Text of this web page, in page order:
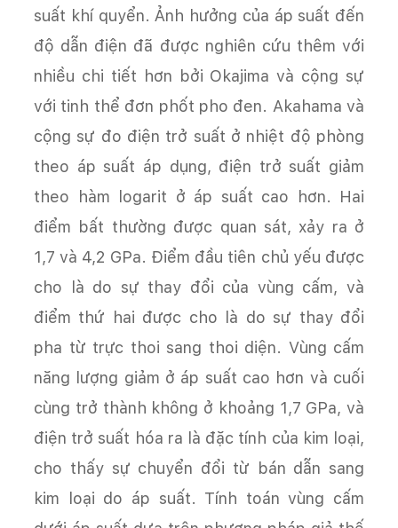
suất khí quyển. Ảnh hưởng của áp suất đến
độ dẫn điện đã được nghiên cứu thêm với
nhiều chi tiết hơn bởi Okajima và cộng sự
với tinh thể đơn phốt pho đen. Akahama và
cộng sự đo điện trở suất ở nhiệt độ phòng
theo áp suất áp dụng, điện trở suất giảm
theo hàm logarit ở áp suất cao hơn. Hai
điểm bất thường được quan sát, xảy ra ở
1,7 và 4,2 GPa. Điểm đầu tiên chủ yếu được
cho là do sự thay đổi của vùng cấm, và
điểm thứ hai được cho là do sự thay đổi
pha từ trực thoi sang thoi diện. Vùng cấm
năng lượng giảm ở áp suất cao hơn và cuối
cùng trở thành không ở khoảng 1,7 GPa, và
điện trở suất hóa ra là đặc tính của kim loại,
cho thấy sự chuyển đổi từ bán dẫn sang
kim loại do áp suất. Tính toán vùng cấm